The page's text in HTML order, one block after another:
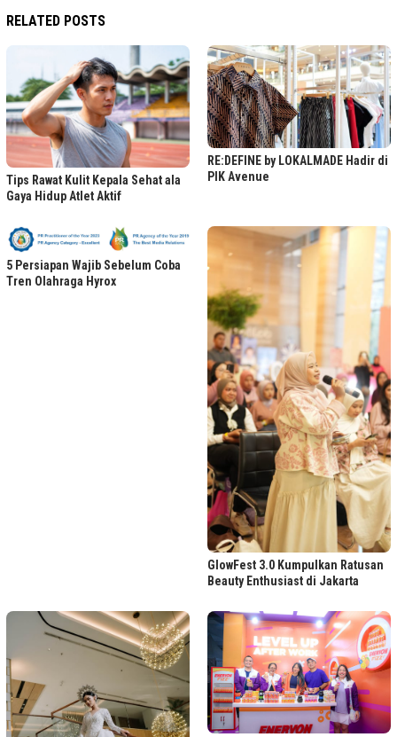
RELATED POSTS
Tips Rawat Kulit Kepala Sehat ala
Gaya Hidup Atlet Aktif
RE:DEFINE by LOKALMADE Hadir di
PIK Avenue
5 Persiapan Wajib Sebelum Coba
Tren Olahraga Hyrox
GlowFest 3.0 Kumpulkan Ratusan
Beauty Enthusiast di Jakarta